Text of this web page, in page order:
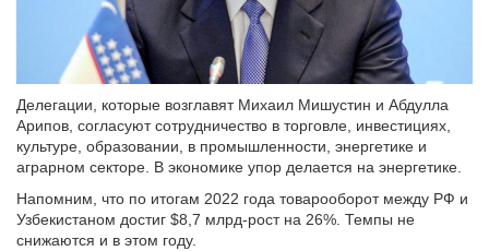
Делегации, которые возглавят Михаил Мишустин и Абдулла
Арипов, согласуют сотрудничество в торговле, инвестициях,
культуре, образовании, в промышленности, энергетике и
аграрном секторе. В экономике упор делается на энергетике.
Напомним, что по итогам 2022 года товарооборот между РФ и
Узбекистаном достиг $8,7 млрд-рост на 26%. Темпы не
снижаются и в этом году.